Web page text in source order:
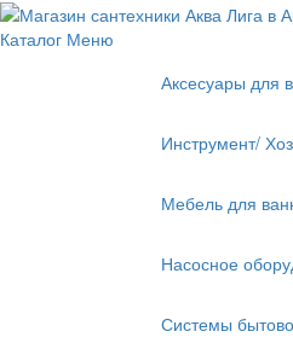
Каталог Меню
Аксесуары для
Инструмент/
Мебель для
Насосное
Системы